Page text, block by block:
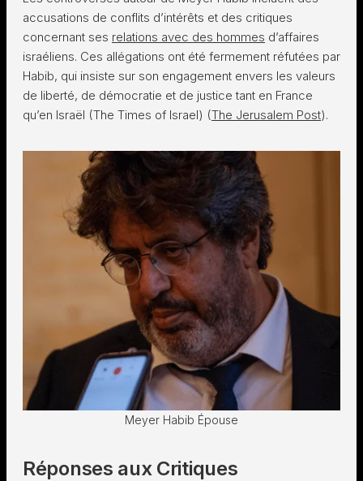
accusations de conflits d’intérêts et des critiques
concernant ses relations avec des hommes d’affaires
israéliens. Ces allégations ont été fermement réfutées par
Habib, qui insiste sur son engagement envers les valeurs
de liberté, de démocratie et de justice tant en France
qu’en Israël​ (The Times of Israel)​​ (The Jerusalem Post)​.
Meyer Habib Épouse
Réponses aux Critiques